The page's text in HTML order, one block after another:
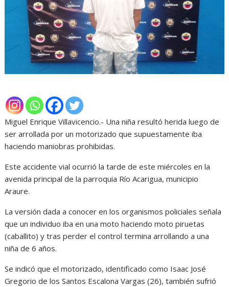
Miguel Enrique Villavicencio.- Una niña resultó herida luego de
ser arrollada por un motorizado que supuestamente iba
haciendo maniobras prohibidas.
Este accidente vial ocurrió la tarde de este miércoles en la
avenida principal de la parroquia Río Acarigua, municipio
Araure.
La versión dada a conocer en los organismos policiales señala
que un individuo iba en una moto haciendo moto piruetas
(caballito) y tras perder el control termina arrollando a una
niña de 6 años.
Se indicó que el motorizado, identificado como Isaac José
Gregorio de los Santos Escalona Vargas (26), también sufrió